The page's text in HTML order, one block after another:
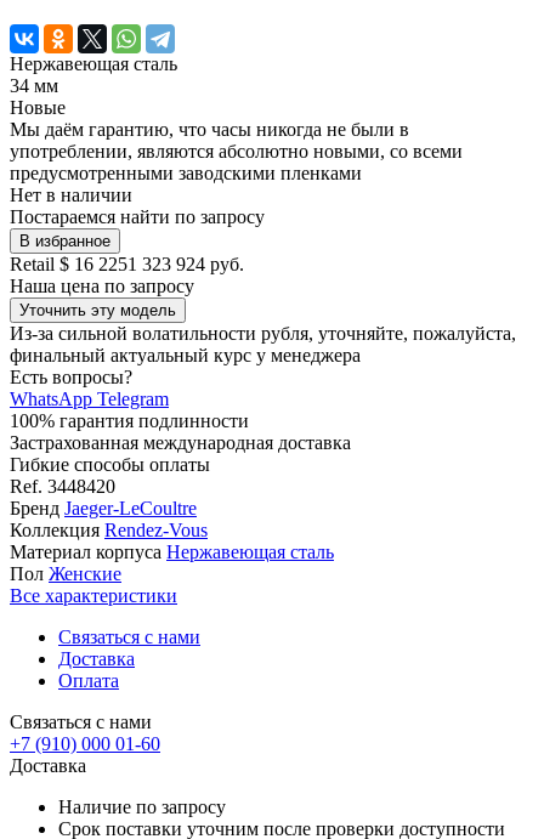
Нержавеющая сталь
34 мм
Новые
Мы даём гарантию, что часы никогда не были в
употреблении, являются абсолютно новыми, со всеми
предусмотренными заводскими пленками
Нет в наличии
Постараемся найти по запросу
В избранное
Retail $ 16 2251 323 924 руб.
Наша цена по запросу
Уточнить эту модель
Из-за сильной волатильности рубля, уточняйте, пожалуйста,
финальный актуальный курс у менеджера
Есть вопросы?
WhatsApp Telegram
100% гарантия подлинности
Застрахованная международная доставка
Гибкие способы оплаты
Ref. 3448420
Бренд Jaeger-LeCoultre
Коллекция Rendez-Vous
Материал корпуса Нержавеющая сталь
Пол Женские
Все характеристики
Связаться с нами
Доставка
Оплата
Связаться с нами
+7 (910) 000 01-60
Доставка
Наличие по запросу
Срок поставки уточним после проверки доступности